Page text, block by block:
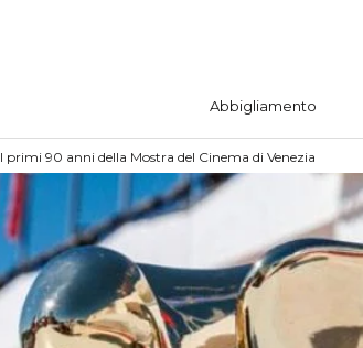
Abbigliamento
I primi 90 anni della Mostra del Cinema di Venezia